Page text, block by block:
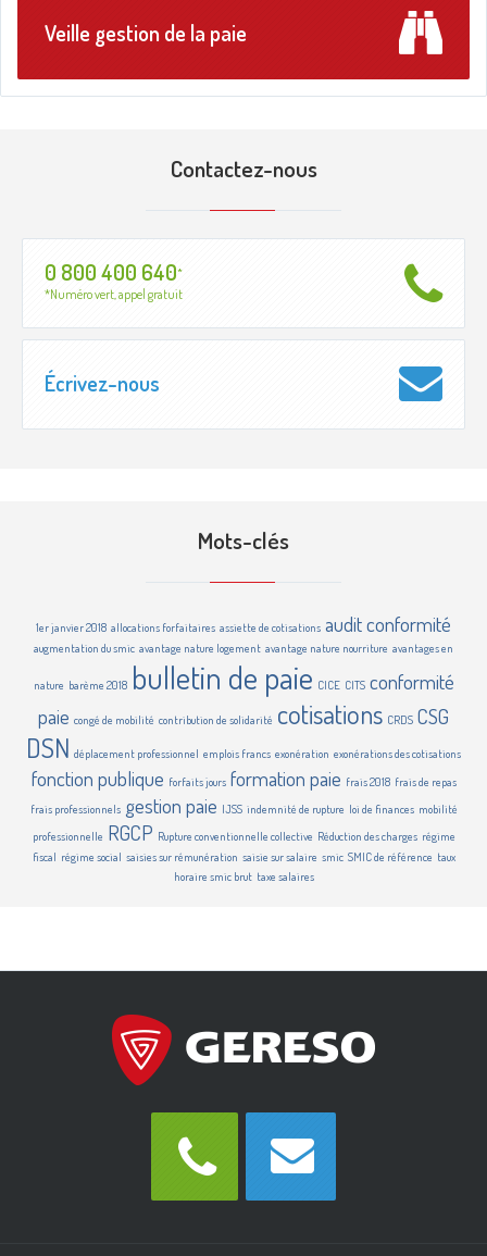
Veille gestion de la paie
Contactez-nous
0 800 400 640*
*Numéro vert, appel gratuit
Écrivez-nous
Mots-clés
1er janvier 2018 allocations forfaitaires assiette de cotisations audit conformité
augmentation du smic avantage nature logement avantage nature nourriture avantages en
nature barème 2018 bulletin de paie CICE CITS conformité
paie congé de mobilité contribution de solidarité cotisations CRDS CSG
DSN déplacement professionnel emplois francs exonération exonérations des cotisations
fonction publique forfaits jours formation paie frais 2018 frais de repas
frais professionnels gestion paie IJSS indemnité de rupture loi de finances mobilité
professionnelle RGCP Rupture conventionnelle collective Réduction des charges régime
fiscal régime social saisies sur rémunération saisie sur salaire smic SMIC de référence taux
horaire smic brut taxe salaires